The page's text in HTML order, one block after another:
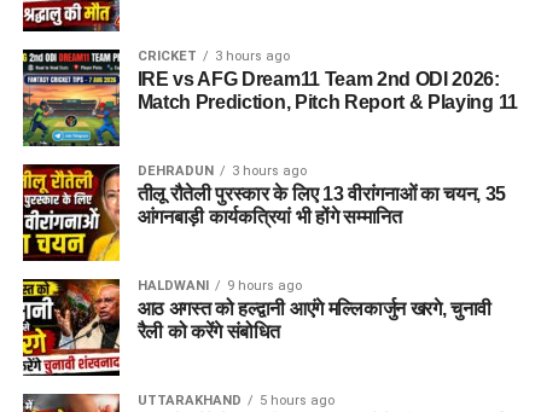
CRICKET 3 hours ago
IRE vs AFG Dream11 Team 2nd ODI 2026:
Match Prediction, Pitch Report & Playing 11
DEHRADUN 3 hours ago
तीलू रौतेली पुरस्कार के लिए 13 वीरांगनाओं का चयन, 35
आंगनबाड़ी कार्यकत्रियां भी होंगे सम्मानित
HALDWANI 9 hours ago
आठ अगस्त को हल्द्वानी आएंगे मल्लिकार्जुन खरगे, चुनावी
रैली को करेंगे संबोधित
UTTARAKHAND 5 hours ago